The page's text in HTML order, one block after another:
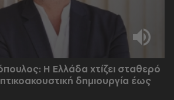
Η Ελλάδα χτίζει σταθερό
δημιουργία έως